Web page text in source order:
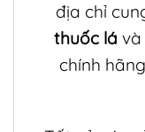
địa chỉ
thuốc lá và
chính